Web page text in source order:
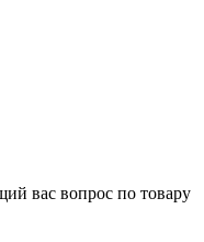
вас вопрос по товару